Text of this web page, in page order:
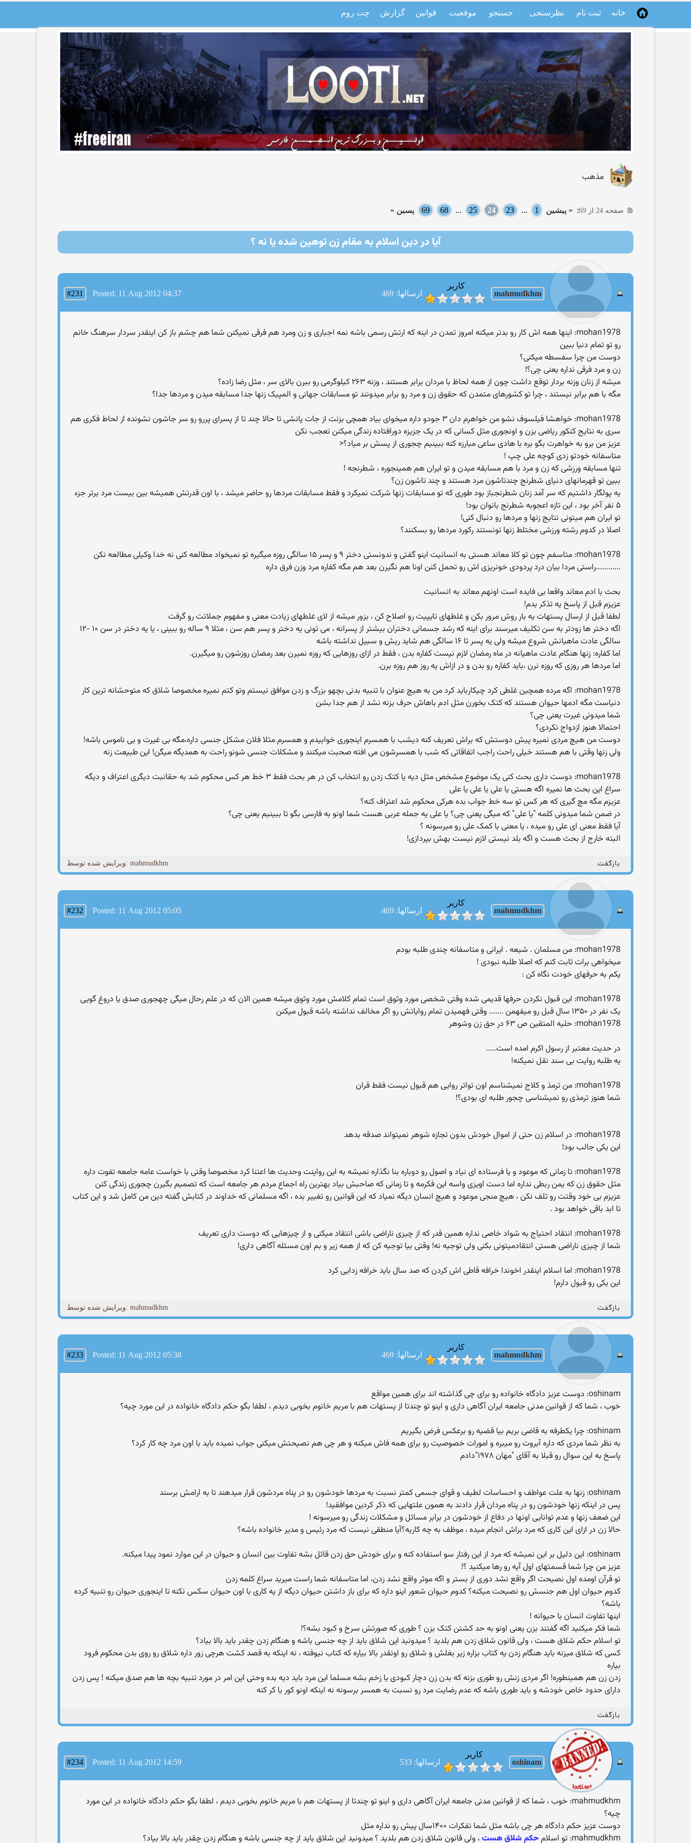
خانه ثبت نام نظرسنجی جستجو موقعیت قوانین گزارش چت روم
مذهب
صفحه 24 از 69 : « پیشین 1
...
23
24
25
...
68
69 پسین »
آیا در دین اسلام به مقام زن توهین شده یا نه ؟
mahmudkhm
کاربر
ارسالها: 469
#231 Posted: 11 Aug 2012 04:37
mohan1978: اینها همه اش کار رو بدتر میکنه امروز تمدن در اینه که ارتش رسمی باشه نمه اجباری و زن ومرد هم فرقی نمیکنن شما هم چشم باز کن اینقدر سردار سرهنگ خانم
رو تو تمام دنیا ببین
دوست من چرا سفسطه میکنی؟
زن و مرد فرقی نداره یعنی چی؟!
میشه از زنان وزنه بردار توقع داشت چون از همه لحاظ با مردان برابر هستند ، وزنه ۲۶۳ کیلوگرمی رو ببرن بالای سر ، مثل رضا زاده؟
مگه با هم برابر نیستند ، چرا تو کشورهای متمدن که حقوق زن و مرد رو برابر میدونند تو مسابقات جهانی و المپیک زنها جدا مسابقه میدن و مردها جدا؟
mohan1978: خواهشا فیلسوف نشو من خواهرم دان ۳ جودو داره میخوای بیاد همچی بزنت از جات پانشی تا حالا چند تا از پسرای پررو رو سر جاشون نشونده از لحاط فکری هم
سری به نتایج کنکور ریاضی بزن و اونجوری مثل کسانی که در یک جزیزه دورافتاده زندگی میکنن تعجب نکن
عزیز من برو به خواهرت بگو بره با هادی ساعی مبارزه کنه ببینیم چجوری از پسش بر میاد؟<
متاسفانه خودتو زدی کوچه علی چپ !
تنها مسابقه ورزشی که زن و مرد با هم مسابقه میدن و تو ایران هم همینجوره ، شطرنجه !
ببین تو قهرمانهای دنیای شطرنج چندتاشون مرد هستند و چند تاشون زن؟
یه پولگار داشتیم که سر آمد زنان شطرنجباز بود طوری که تو مسابقات زنها شرکت نمیکرد و فقط مسابقات مردها رو حاضر میشد ، با اون قدرتش همیشه بین بیست مرد برتر جزء
۵ نفر آخر بود ، این تازه اعجوبه شطرنج بانوان بود!
تو ایران هم میتونی نتایج زنها و مردها رو دنبال کنی!
اصلا در کدوم رشته ورزشی مختلط زنها تونستند رکورد مردها رو بسکنند؟
mohan1978: متاسفم چون تو کلا معاند هستی به انسانیت اینو گفتی و ندونستی دختر ۹ و پسر ۱۵ سالگی روزه میگیره تو نمیخواد مطالعه کنی نه خدا وکیلی مطالعه نکن
............راستی مردا بیان درد پردودی خونریزی اش رو تحمل کنن اونا هم نگیرن بعد هم مگه کفاره مرد وزن فرق داره
بحث با ادم معاند واقعا بی فایده است اونهم معاند به انسانیت
عزیزم قبل از پاسخ یه تذکر بدم!
لطفا قبل از ارسال پستهات یه بار روش مرور بکن و غلطهای تایپیت رو اصلاح کن ، بزور میشه از لای غلطهای زیادت معنی و مفهوم جملاتت رو گرفت
اگه دختر ها زودتر به سن تکلیف میرسند برای اینه که رشد جسمانی دختران بیشتر از پسرانه ، می تونی یه دختر و پسر هم سن ، مثلا ۹ ساله رو ببینی ، یا یه دختر در سن ۱۰ -۱۲
سالگی عادت ماهیانش شروع میشه ولی یه پسر تا ۱۶ سالگی هم شاید ریش و سبیل نداشته باشه
اما کفاره: زنها هنگام عادت ماهیانه در ماه رمضان لازم نیست کفاره بدن ، فقط در ازای روزهایی که روزه نمیرن بعد رمضان روزشون رو میگیرن.
اما مردها هر روزی که روزه نرن ،باید کفاره رو بدن و در ازاش یه روز هم روزه برن.
mohan1978: اگه مرده همچین غلطی کرد چیکارباید کرد من به هیچ عنوان با تنبیه بدنی بچهو بزرگ و زدن موافق نیستم وتو کتم نمیره مخصوصا شلاق که متوحشانه ترین کار
دنیاست مگه ادمها حیوان هستند که کتک بخورن مثل ادم باهاش حرف بزنه نشد از هم جدا بشن
شما میدونی غیرت یعنی چی؟
احتمالا هنوز ازدواج نکردی؟
دوست من هیچ مردی نمیره پیش دوستش که براش تعریف کنه دیشب با همسرم اینجوری خوابیدم و همسرم مثلا فلان مشکل جنسی داره،مگه بی غیرت و بی ناموس باشه!
ولی زنها وقتی با هم هستند خیلی راحت راجب اتفاقاتی که شب با همسرشون می افته صحبت میکنند و مشکلات جنسی شونو راحت به همدیگه میگن! این طبیعت زنه
mohan1978: دوست داری بحث کنی یک موضوع مشخص مثل دیه یا کتک زدن رو انتخاب کن در هر بحث فقط ۳ خط هر کس محکوم شد به حقانبت دیگری اعتراف و دیگه
سراغ این بحث ها نمیره اگه هستی یا علی یا علی یا علی
عزیزم مگه مچ گیری که هر کس تو سه خط جواب بده هرکی محکوم شد اعتراف کنه؟
در ضمن شما میدونی کلمه "یا علی" که میگی یعنی چی؟ یا علی یه جمله عربی هست شما اونو به فارسی بگو تا ببینیم یعنی چی؟
آیا فقط معنی ای علی رو میده ، یا معنی با کمک علی رو میرسونه ؟
البته خارج از بحث هست و اگه بلد نیستی لازم نیست بهش بپردازی!
بازگفت ویرایش شده توسط: mahmudkhm
mahmudkhm
کاربر
ارسالها: 469
#232 Posted: 11 Aug 2012 05:05
mohan1978: من مسلمان . شیعه . ایرانی و متاسفانه چندی طلبه بودم
میخواهی برات ثابت کنم که اصلا طلبه نبودی !
یکم به حرفهای خودت نگاه کن :
mohan1978: این قبول نکردن حرفها قدیمی شده وقتی شخصی مورد وثوق است تمام کلامش مورد وثوق میشه همین الان که در علم رحال میگی چهجوری صدق یا دروغ گویی
یک نفر در ۱۳۵۰ سال قبل رو میفهمن ....... وقتی فهمیدن تمام روایاتش رو اگر مخالف نداشته باشه قبول میکنن
mohan1978: حلیه المتقین ص ۶۳ در حق زن وشوهر
در حدیث معتبر از رسول اکرم امده است.....
یه طلبه روایت بی سند نقل نمیکنه!
mohan1978: من ترمذ و کلاج نمیشناسم اون تواتر روایی هم قبول نیست فقط قران
شما هنوز ترمذی رو نمیشناسی چجور طلبه ای بودی؟!
mohan1978: در اسلام زن حتی از اموال خودش بدون تجازه شوهر نمیتواند صدقه بدهد
این یکی جالب بود!
mohan1978: تا زمانی که موعود و یا فرستاده ای نیاد و اصول رو دوباره بنا نگذاره نمیشه به این رواینت وحدیث ها اعتنا کرد مخصوصا وقتی با خواست عامه جامعه تفوت داره
مثل حقوق زن که یمن ربطی نداره اما دست اویزی واسه این فکرمه و تا زمانی که صاحبش بیاد بهترین راه اجماع مردم هر جامعه است که تصمیم بگیرن چجوری زندگی کنن
عزیزم بی خود وقتت رو تلف نکن ، هیچ منجی موعود و هیچ انسان دیگه نمیاد که این قوانین رو تغییر بده ، اگه مسلمانی که خداوند در کتابش گفته دین من کامل شد و این کتاب
تا ابد باقی خواهد بود .
mohan1978: انتقاد احتیاج به شواد خاصی نداره همین قدر که از چیزی ناراضی باشی انتقاد میکنی و از چیزهایی که دوست داری تعریف
شما از چیزی ناراضی هستی انتقادمیتونی بکنی ولی توجیه نه! وقتی بیا توجیه کن که از همه زیر و بم اون مسئله آگاهی داری!
mohan1978: اما اسلام اینقدر اخوندا خرافه قاطی اش کردن که صد سال باید خرافه زدایی کرد
این یکی رو قبول دارم!
بازگفت ویرایش شده توسط: mahmudkhm
mahmudkhm
کاربر
ارسالها: 469
#233 Posted: 11 Aug 2012 05:38
oshinam: دوست عزیز دادگاه خانواده رو برای چی گذاشته اند برای همین مواقع
خوب ، شما که از قوانین مدنی جامعه ایران آگاهی داری و اینو تو چندتا از پستهات هم با مریم خانوم بخوبی دیدم ، لطفا بگو حکم دادگاه خانواده در این مورد چیه؟
oshinam: چرا یکطرفه به قاضی بریم بیا قضیه رو برعکس فرض بگیریم
به نظر شما مردی که داره آبروت رو میبره و امورات خصوصیت رو برای همه فاش میکنه و هر چی هم نصیحتش میکنی جواب نمیده باید با اون مرد چه کار کرد؟
پاسخ به این سوال رو قبلا به آقای "مهان ۱۹۷۸"دادم
oshinam: زنها به علت عواطف و احساسات لطیف و قوای جسمی کمتر نسبت به مردها خودشون رو در پناه مردشون قرار میدهند تا به ارامش برسند
پس در اینکه زنها خودشون رو در پناه مردان قرار دادند به همون علتهایی که ذکر کردین موافقید!
این ضعف زنها و عدم توانایی اونها در دفاع از خودشون در برابر مسائل و مشکلات زندگی رو میرسونه !
حالا زن در ازای این کاری که مرد براش انجام میده ، موظف به چه کاریه؟آیا منطقی نیست که مرد رئیس و مدیر خانواده باشه؟
oshinam: این دلیل بر این نمیشه که مرد از این رفتار سو استفاده کنه و برای خودش حق زدن قائل بشه تفاوت بین انسان و حیوان در این موارد نمود پیدا میکنه.
عزیز من چرا شما قسمتهای اول آیه رو رها میکنید ؟!
تو قرآن اومده اول نصیحت اگر واقع نشد دوری از بستر و اگه موثر واقع نشد زدن، اما متاسفانه شما راست میرید سراغ کلمه زدن
کدوم حیوان اول هم جنسش رو نصیحت میکنه؟ کدوم حیوان شعور اینو داره که برای باز داشتن حیوان دیگه از یه کاری با اون حیوان سکس نکنه تا اینجوری حیوان رو تنبیه کرده
باشه؟
اینها تفاوت انسان با حیوانه !
شما فکر میکنید اگه گفتند بزن یعنی اونو به حد کشتن کتک بزن ؟ طوری که صورتش سرخ و کبود بشه؟!
تو اسلام حکم شلاق هست ، ولی قانون شلاق زدن هم بلدید ؟ میدونید این شلاق باید از چه جنسی باشه و هنگام زدن چقدر باید بالا بیاد؟
کسی که شلاق میزنه باید هنگام زدن یه کتاب بزاره زیر بغلش و شلاق رو اونقدر بالا بیاره که کتاب نیوفته ، نه اینکه به قصد کشت هرچی زور داره شلاق رو روی بدن محکوم فرود
بیاره
زدن زن هم همینطوره! اگر مردی زنش رو طوری بزنه که بدن زن دچار کبودی یا زخم بشه مسلما این مرد باید دیه بده وحتی این امر در مورد تنبیه بچه ها هم صدق میکنه ! پس زدن
دارای حدود خاص خودشه و باید طوری باشه که عدم رضایت مرد رو نسبت به همسر برسونه نه اینکه اونو کور یا کر کنه
بازگفت
oshinam
کاربر
ارسالها: 533
#234 Posted: 11 Aug 2012 14:59
mahmudkhm: خوب ، شما که از قوانین مدنی جامعه ایران آگاهی داری و اینو تو چندتا از پستهات هم با مریم خانوم بخوبی دیدم ، لطفا بگو حکم دادگاه خانواده در این مورد
چیه؟
دوست عزیز حکم دادگاه هر چی باشه مثل شما تفکرات ۱۴۰۰سال پیش رو نداره مثل
mahmudkhm: تو اسلام
حکم شلاق هست ، ولی قانون شلاق زدن هم بلدید ؟ میدونید این شلاق باید از چه جنسی باشه و هنگام زدن چقدر باید بالا بیاد؟